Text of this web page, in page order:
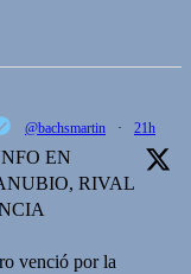
@bachsmartin · 21h
EN
RIVAL
venció por la